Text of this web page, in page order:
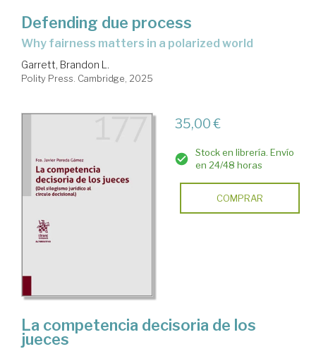
Defending due process
why fairness matters in a polarized world
Garrett, Brandon L.
Polity Press. Cambridge, 2025
35,00 €
Stock en librería. Envío
en 24/48 horas
COMPRAR
La competencia decisoria de los
jueces